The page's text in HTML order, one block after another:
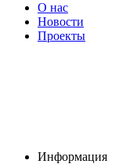
О нас
Новости
Проекты
Информация